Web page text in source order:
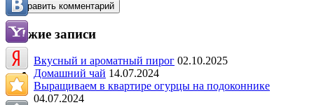
Свежие записи
Вкусный и ароматный пирог 02.10.2025
Домашний чай 14.07.2024
Выращиваем в квартире огурцы на подоконнике
04.07.2024